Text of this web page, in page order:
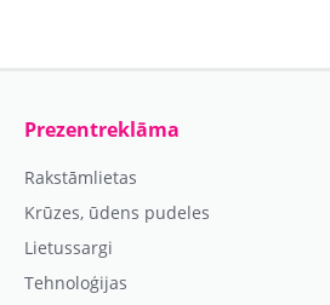
Prezentreklāma
Rakstāmlietas
Krūzes, ūdens pudeles
Lietussargi
Tehnoloģijas